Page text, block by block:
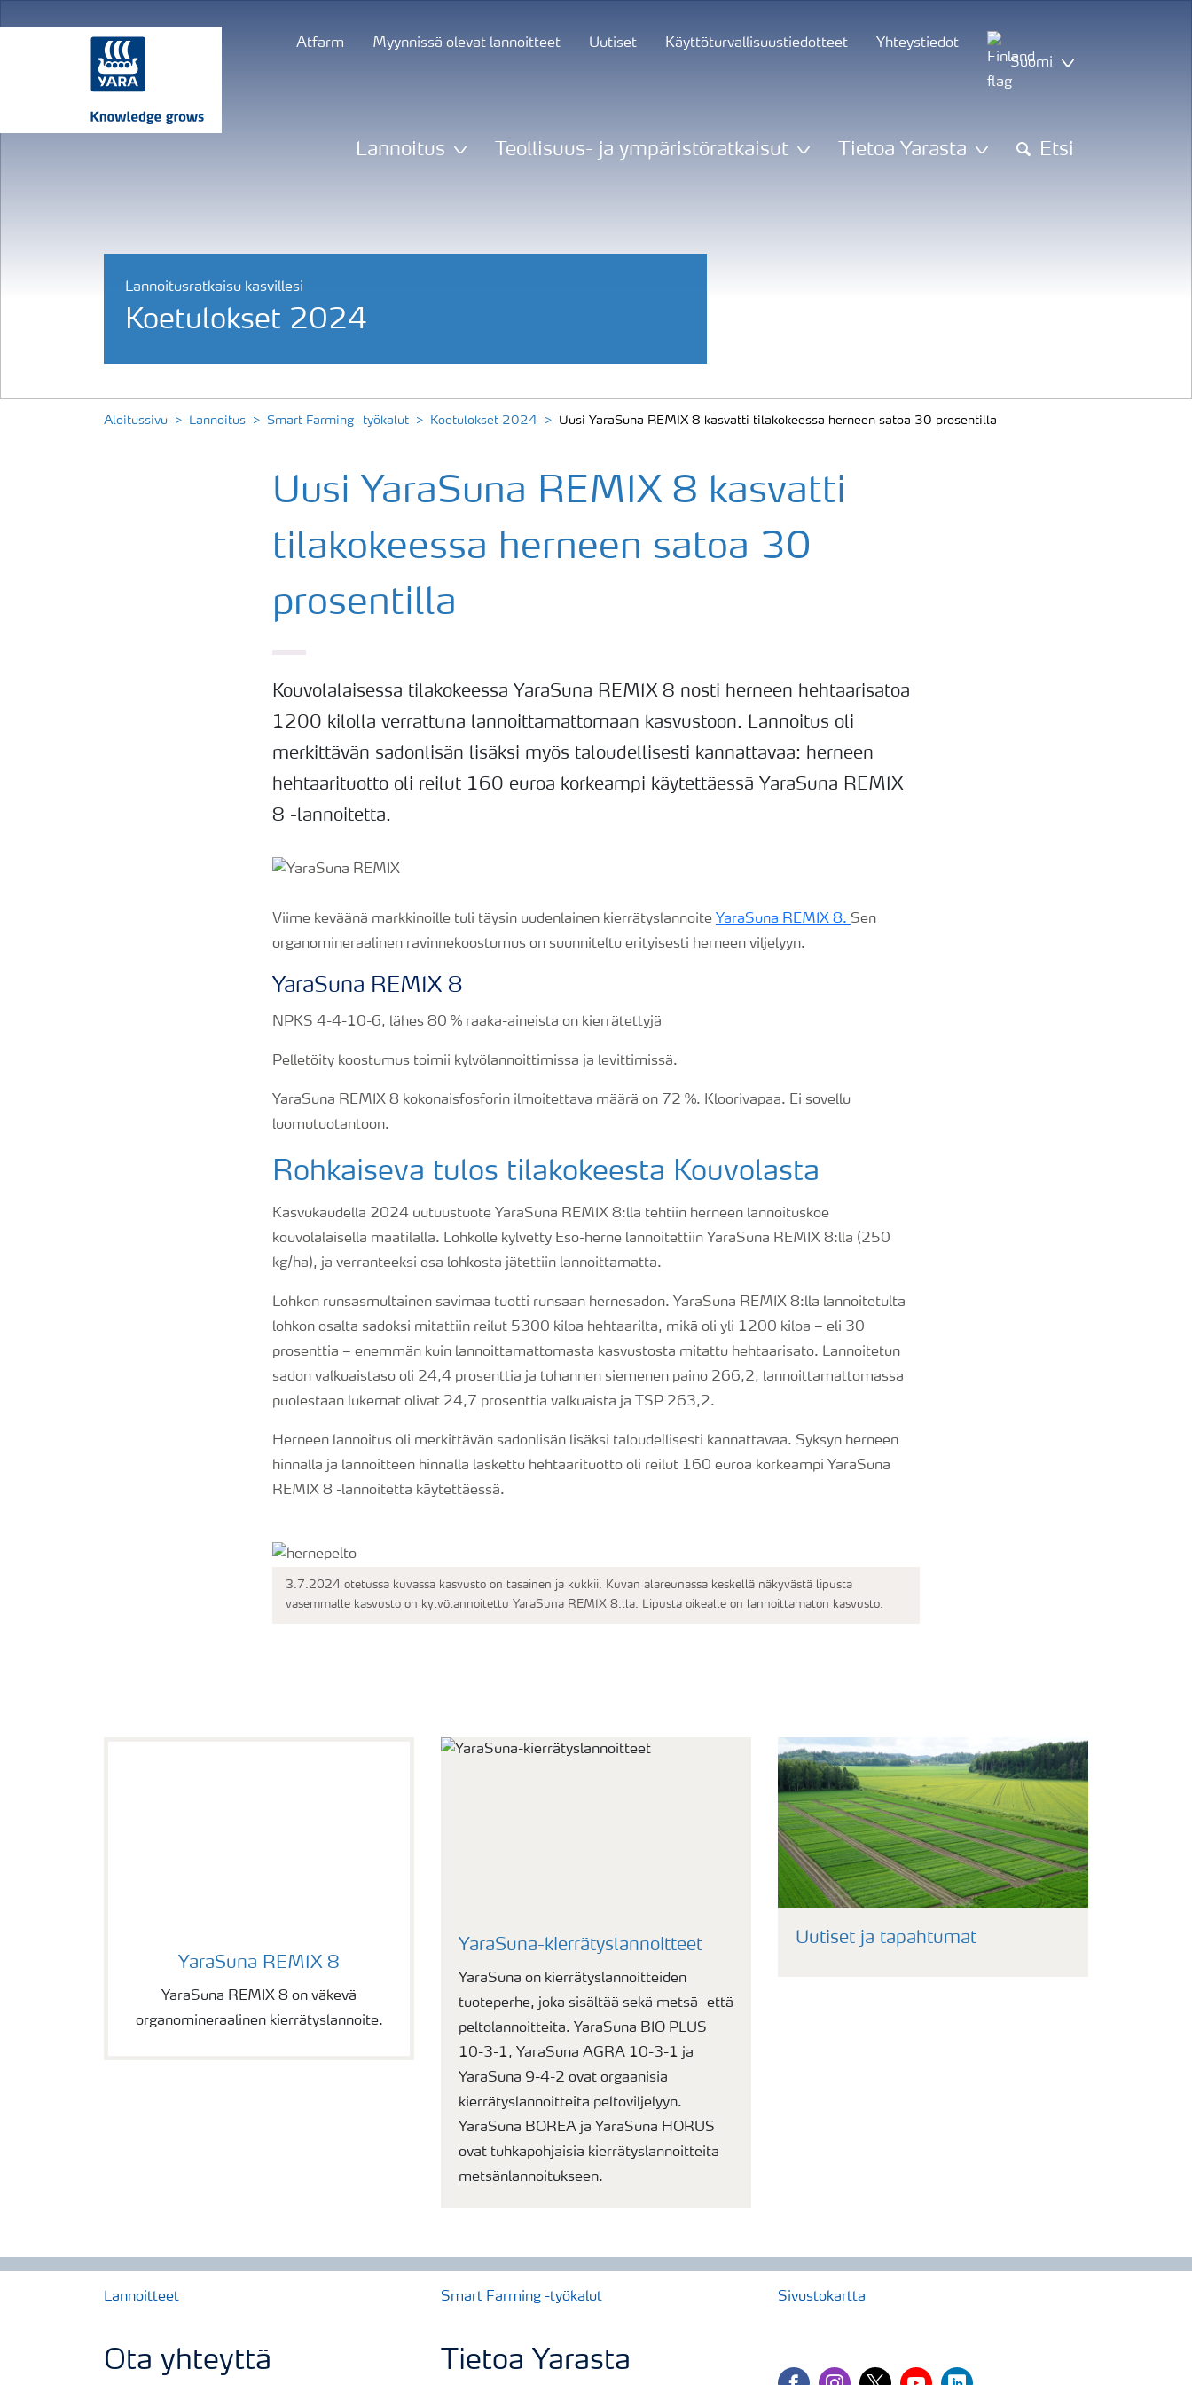
Atfarm Myynnissä olevat lannoitteet Uutiset Käyttöturvallisuustiedotteet
Yhteystiedot
Suomi
Lannoitus Teollisuus- ja ympäristöratkaisut Tietoa Yarasta Etsi
Lannoitusratkaisu kasvillesi
Koetulokset 2024
Aloitussivu Lannoitus Smart Farming -työkalut Koetulokset 2024 Uusi YaraSuna REMIX 8 kasvatti tilakokeessa herneen satoa 30 prosentilla
Uusi YaraSuna REMIX 8 kasvatti
tilakokeessa herneen satoa 30
prosentilla
Kouvolalaisessa tilakokeessa YaraSuna REMIX 8 nosti herneen hehtaarisatoa
1200 kilolla verrattuna lannoittamattomaan kasvustoon. Lannoitus oli
merkittävän sadonlisän lisäksi myös taloudellisesti kannattavaa: herneen
hehtaarituotto oli reilut 160 euroa korkeampi käytettäessä YaraSuna REMIX
8 -lannoitetta.
Viime keväänä markkinoille tuli täysin uudenlainen kierrätyslannoite YaraSuna REMIX 8. Sen
organomineraalinen ravinnekoostumus on suunniteltu erityisesti herneen viljelyyn.
YaraSuna REMIX 8
NPKS 4-4-10-6, lähes 80 % raaka-aineista on kierrätettyjä
Pelletöity koostumus toimii kylvölannoittimissa ja levittimissä.
YaraSuna REMIX 8 kokonaisfosforin ilmoitettava määrä on 72 %. Kloorivapaa. Ei sovellu
luomutuotantoon.
Rohkaiseva tulos tilakokeesta Kouvolasta
Kasvukaudella 2024 uutuustuote YaraSuna REMIX 8:lla tehtiin herneen lannoituskoe
kouvolalaisella maatilalla. Lohkolle kylvetty Eso-herne lannoitettiin YaraSuna REMIX 8:lla (250
kg/ha), ja verranteeksi osa lohkosta jätettiin lannoittamatta.
Lohkon runsasmultainen savimaa tuotti runsaan hernesadon. YaraSuna REMIX 8:lla lannoitetulta
lohkon osalta sadoksi mitattiin reilut 5300 kiloa hehtaarilta, mikä oli yli 1200 kiloa – eli 30
prosenttia – enemmän kuin lannoittamattomasta kasvustosta mitattu hehtaarisato. Lannoitetun
sadon valkuaistaso oli 24,4 prosenttia ja tuhannen siemenen paino 266,2, lannoittamattomassa
puolestaan lukemat olivat 24,7 prosenttia valkuaista ja TSP 263,2.
Herneen lannoitus oli merkittävän sadonlisän lisäksi taloudellisesti kannattavaa. Syksyn herneen
hinnalla ja lannoitteen hinnalla laskettu hehtaarituotto oli reilut 160 euroa korkeampi YaraSuna
REMIX 8 -lannoitetta käytettäessä.
3.7.2024 otetussa kuvassa kasvusto on tasainen ja kukkii. Kuvan alareunassa keskellä näkyvästä lipusta
vasemmalle kasvusto on kylvölannoitettu YaraSuna REMIX 8:lla. Lipusta oikealle on lannoittamaton kasvusto.
YaraSuna REMIX 8
YaraSuna REMIX 8 on väkevä
organomineraalinen kierrätyslannoite.
YaraSuna-kierrätyslannoitteet
YaraSuna on kierrätyslannoitteiden
tuoteperhe, joka sisältää sekä metsä- että
peltolannoitteita. YaraSuna BIO PLUS
10-3-1, YaraSuna AGRA 10-3-1 ja
YaraSuna 9-4-2 ovat orgaanisia
kierrätyslannoitteita peltoviljelyyn.
YaraSuna BOREA ja YaraSuna HORUS
ovat tuhkapohjaisia kierrätyslannoitteita
metsänlannoitukseen.
Uutiset ja tapahtumat
Lannoitteet Smart Farming -työkalut Sivustokartta
Ota yhteyttä Tietoa Yarasta
facebookinstagram
twitteryoutubelinkedin